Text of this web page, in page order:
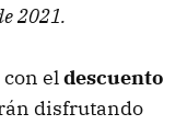
2021.
eldescuento
disfrutando